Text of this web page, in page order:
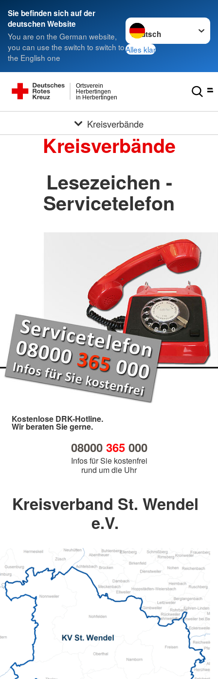
Sie befinden sich auf der
deutschen Website
You are on the German website,
you can use the switch to switch to
the English one
Sprache wechseln zu
Alles klar
in Herbertingen
Herbertingen
Ortsverein
Kreisverbände
Kreisverbände
Lesezeichen -
Servicetelefon
Kostenlose DRK-Hotline.
Wir beraten Sie gerne.
08000 365000
Infos für Sie kostenfrei
rund um die Uhr
Kreisverband St. Wendel
e.V.